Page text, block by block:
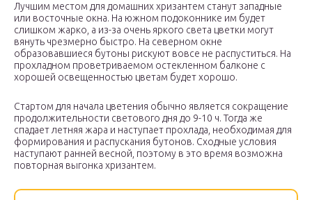
Лучшим местом для домашних хризантем станут западные
или восточные окна. На южном подоконнике им будет
слишком жарко, а из-за очень яркого света цветки могут
вянуть чрезмерно быстро. На северном окне
образовавшиеся бутоны рискуют вовсе не распуститься. На
прохладном проветриваемом остекленном балконе с
хорошей освещенностью цветам будет хорошо.
Стартом для начала цветения обычно является сокращение
продолжительности светового дня до 9-10 ч. Тогда же
спадает летняя жара и наступает прохлада, необходимая для
формирования и распускания бутонов. Сходные условия
наступают ранней весной, поэтому в это время возможна
повторная выгонка хризантем.